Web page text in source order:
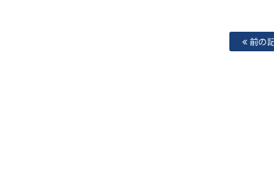
前の